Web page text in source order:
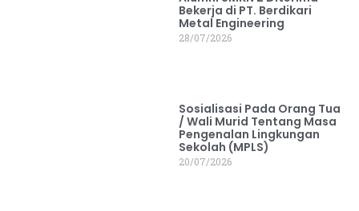
Bekerja di PT. Berdikari
Metal Engineering
28/07/2026
Sosialisasi Pada Orang Tua
/ Wali Murid Tentang Masa
Pengenalan Lingkungan
Sekolah (MPLS)
20/07/2026